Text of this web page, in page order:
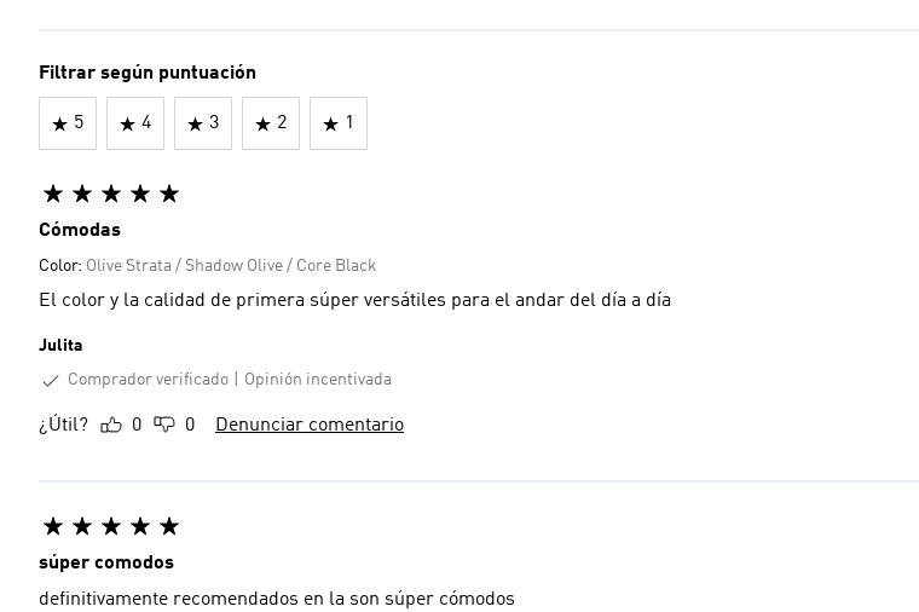
Filtrar según puntuación
5 4 3 2 1
Cómodas
Color: Olive Strata / Shadow Olive / Core Black
El color y la calidad de primera súper versátiles para el andar del día a día
Julita
Comprador verificado
Opinión incentivada
¿Útil? 0 0 Denunciar comentario
súper comodos
definitivamente recomendados en la son súper cómodos